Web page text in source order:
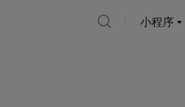
小程序